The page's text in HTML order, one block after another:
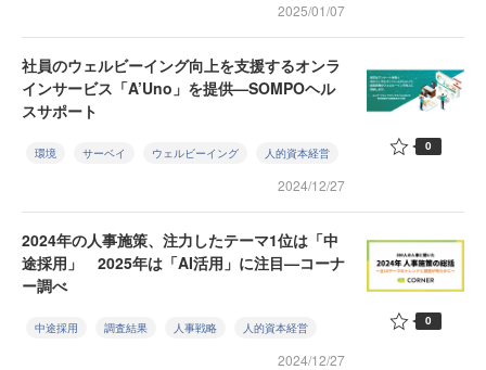
2025/01/07
社員のウェルビーイング向上を支援するオンラ
インサービス「A’Uno」を提供—SOMPOヘル
スサポート
環境 サーベイ ウェルビーイング 人的資本経営
2024/12/27
0
2024年の人事施策、注力したテーマ1位は「中
途採用」 2025年は「AI活用」に注目—コーナ
ー調べ
中途採用 調査結果 人事戦略 人的資本経営
2024/12/27
0